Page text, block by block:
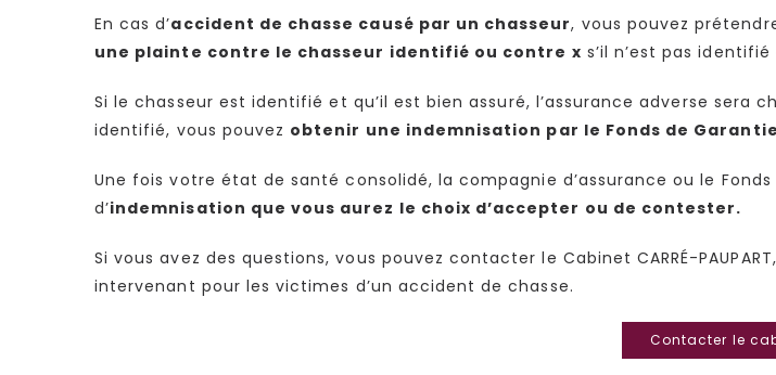
En cas d’accident de chasse causé par un chasseur, vous pouvez
une plainte contre le chasseur identifié ou contre x s’il n’est pas
Si le chasseur est identifié et qu’il est bien assuré, l’assurance adverse sera
identifié, vous pouvez obtenir une indemnisation par le Fonds de
Une fois votre état de santé consolidé, la compagnie d’assurance ou le
d’indemnisation que vous aurez le choix d’accepter ou de contester.
Si vous avez des questions, vous pouvez contacter le Cabinet CARRÉ-
intervenant pour les victimes d’un accident de chasse.
Contacter le